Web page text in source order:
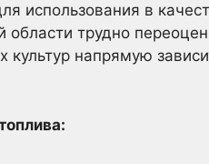
использования в
трудно
напрямую